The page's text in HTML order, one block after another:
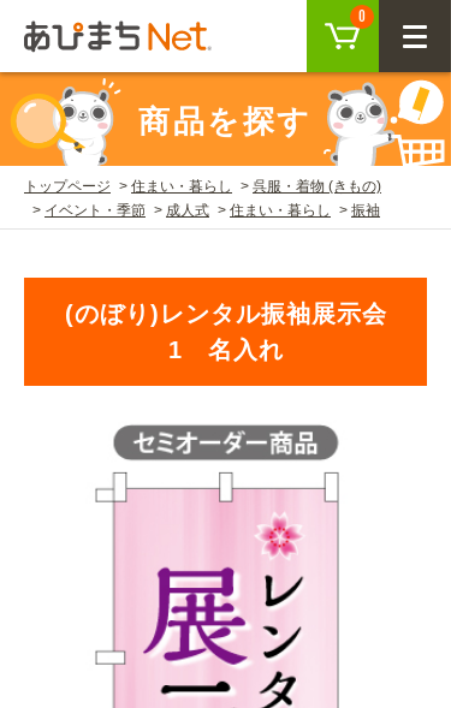
0
CLOSE
ログイン
会員登録
商品を探す
SEARCH
KEYWORD
韓国グルメ 駐車場
住まい・暮らし
USER GUIDE
取り扱い商品一覧
既製デザイン商品注文方法
BEGINNER'S GUIDE
初めての方へ トップ
商品を探す
トップページ 住まい・暮らし
呉服・着物 (きもの)
イベント・季節
成人式 住まい・暮らし 振袖
(のぼり)レンタル振袖展示会
1 名入れ